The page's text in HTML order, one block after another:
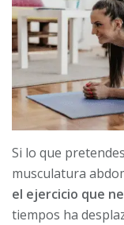
Si lo que
musculatura
el ejercicio que
tiempos ha